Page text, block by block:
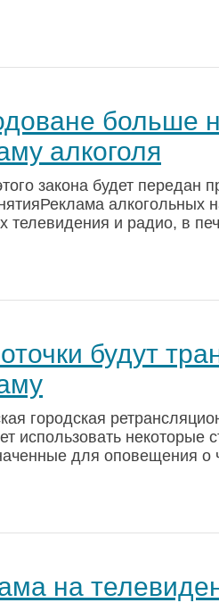
больше
алкоголя
закона будет передан
алкогольных
телевидения и радио, в
будут
городская
использовать некоторые
для оповещения о
на